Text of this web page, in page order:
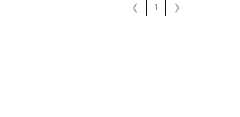
❮ 1 ❯